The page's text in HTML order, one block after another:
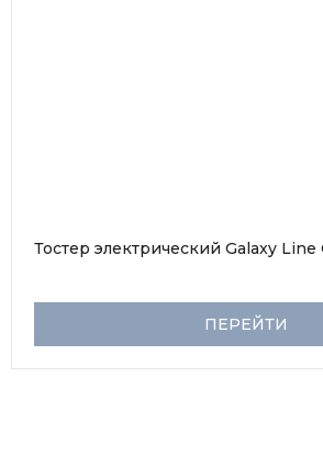
Тостер электрический Galaxy Line
ПЕРЕЙТИ